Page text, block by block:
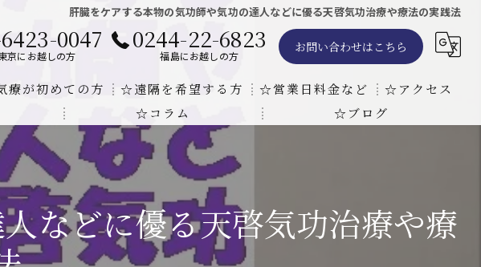
肝臓をケアする本物の気功師や気功の達人などに優る天啓気功治療や療法の実践法
0047
京にお越しの方
0244-22-6823
福島にお越しの方
お問い合わせはこちら
療が初めての方 ☆遠隔を希望する方
遠隔気功ヒーリングで難病の克服の方法と効果
☆営業日料金など ☆アクセス
☆コラム ☆ブログ
などに優る天啓気功治療や療